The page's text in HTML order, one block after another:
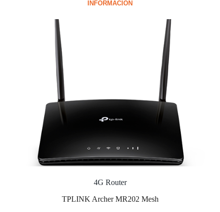
INFORMACIÓN
4G Router
TPLINK Archer MR202 Mesh